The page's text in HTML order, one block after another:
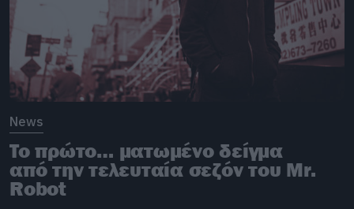
News
To πρώτο… ματωμένο δείγμα
από την τελευταία σεζόν του Mr.
Robot